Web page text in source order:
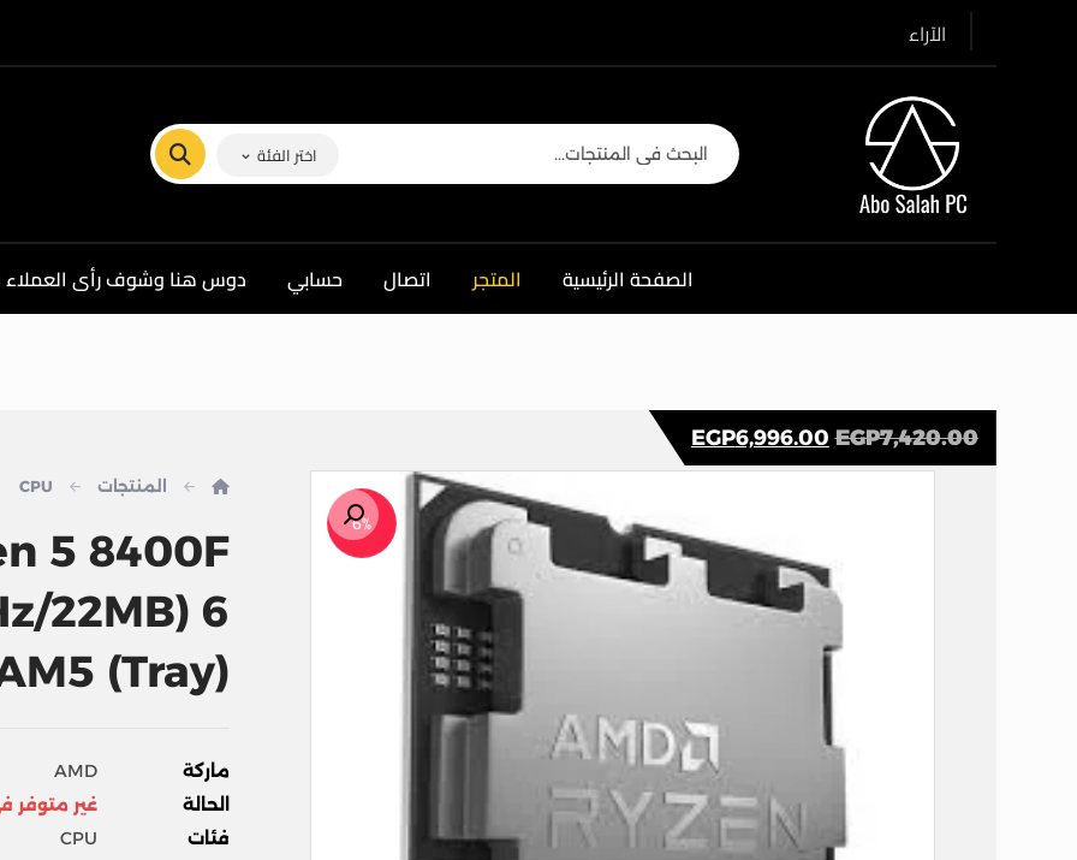
الآراء
اختر الفئة
الصفحة الرئيسية المتجر اتصال حسابي دوس هنا وشوف رأى العملاء
تكبير الصورة 6%
المنتجات CPU
5 8400F
22MB) 6
(Tray)
EGP7,420.00
EGP6,996.00
ماركة
AMD
الحالة
غير متوفر
فئات
CPU